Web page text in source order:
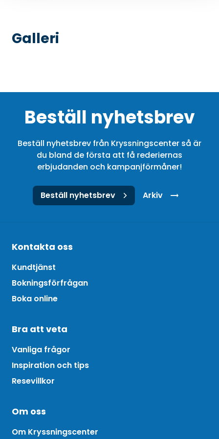
Galleri
Beställ nyhetsbrev
Beställ nyhetsbrev från Kryssningscenter så är
du bland de första att få rederiernas
erbjudanden och kampanjförmåner!
Beställ nyhetsbrev Arkiv
Kontakta oss
Kundtjänst
Bokningsförfrågan
Boka online
Bra att veta
Vanliga frågor
Inspiration och tips
Resevillkor
Om oss
Om Kryssningscenter